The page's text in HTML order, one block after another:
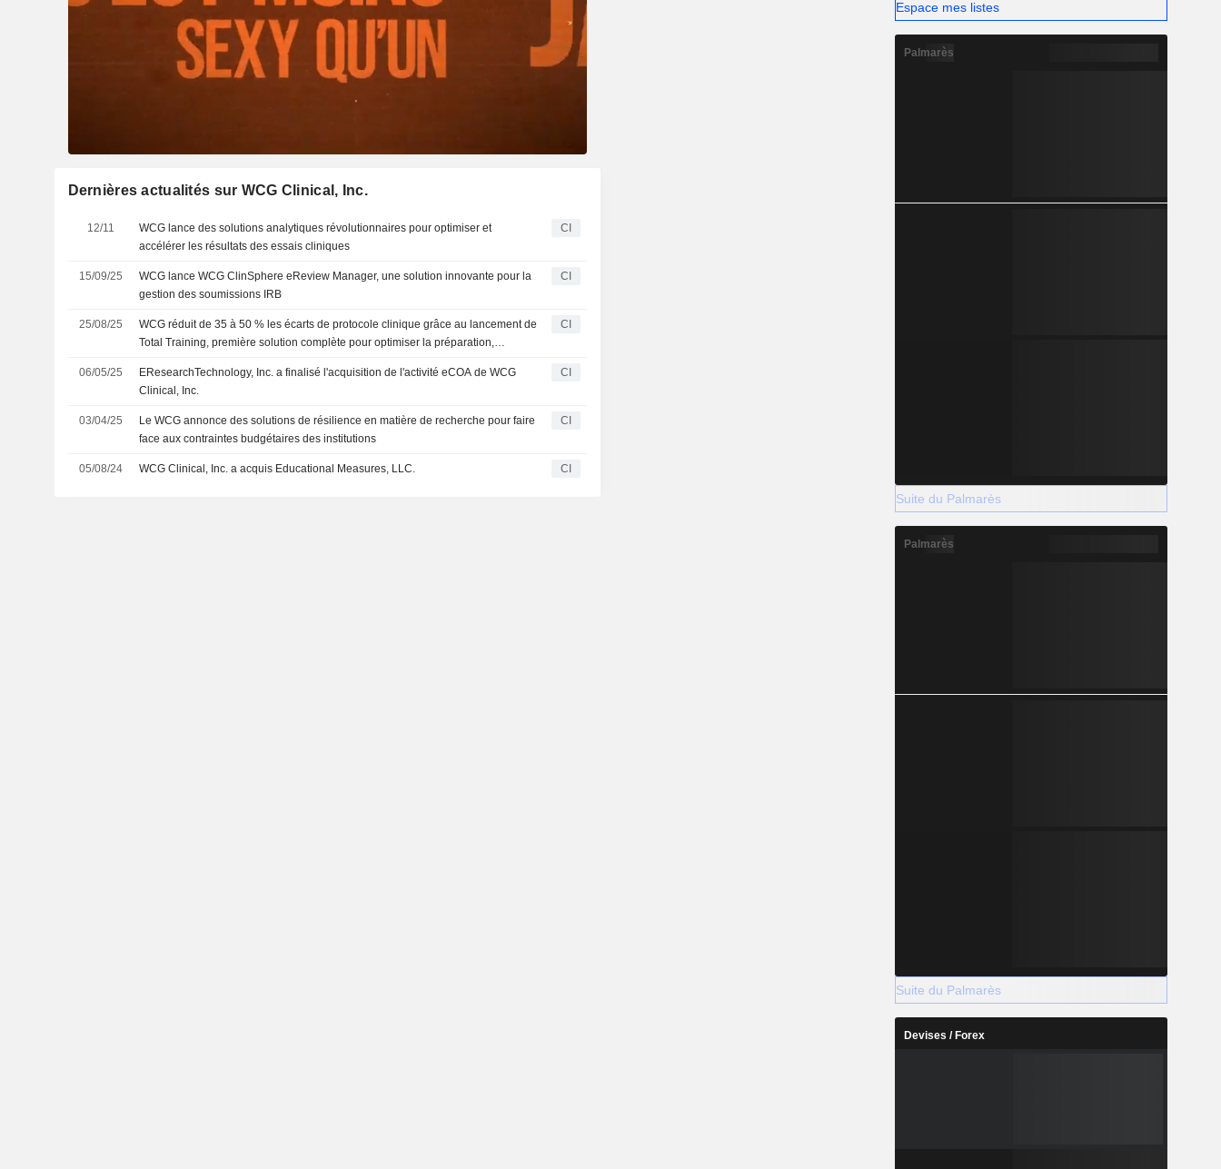
Dernières actualités sur WCG Clinical, Inc.
12/11
WCG lance des solutions analytiques révolutionnaires pour optimiser et
accélérer les résultats des essais cliniques
CI
15/09/25
WCG lance WCG ClinSphere eReview Manager, une solution innovante pour la
gestion des soumissions IRB
CI
25/08/25
WCG réduit de 35 à 50 % les écarts de protocole clinique grâce au lancement de
Total Training, première solution complète pour optimiser la préparation,
CI
06/05/25
EResearchTechnology, Inc. a finalisé l'acquisition de l'activité eCOA de WCG
Clinical, Inc.
CI
03/04/25
Le WCG annonce des solutions de résilience en matière de recherche pour faire
face aux contraintes budgétaires des institutions
CI
05/08/24 WCG Clinical, Inc. a acquis Educational Measures, LLC. CI
Espace mes listes
Palmarès
Suite du Palmarès
Palmarès
Suite du Palmarès
Devises / Forex